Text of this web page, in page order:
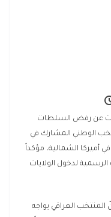
عن رفض السلطات
الوطني المشارك في
في أميركا الشمالية، مؤكداً
لدخول الولايات
المنتخب العراقي يواجه